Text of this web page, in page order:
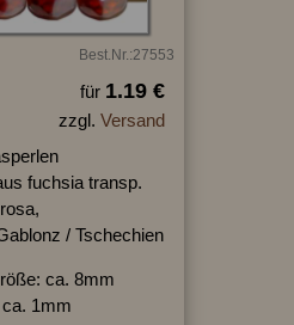
Best.Nr.:27553
für 1.19 €
zzgl. Versand
fuchsia transp.
/ Tschechien
ca. 8mm
1mm